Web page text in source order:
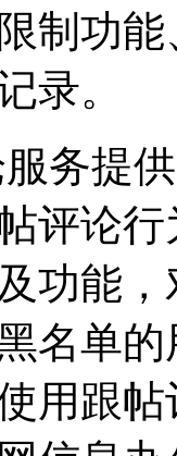
制功
录。
务提
评论
功能
名单
用跟